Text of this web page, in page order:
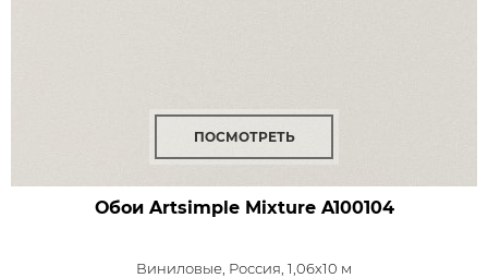
ПОСМОТРЕТЬ
Обои Artsimple MixtureA100104
Виниловые, Россия, 1,06x10 м